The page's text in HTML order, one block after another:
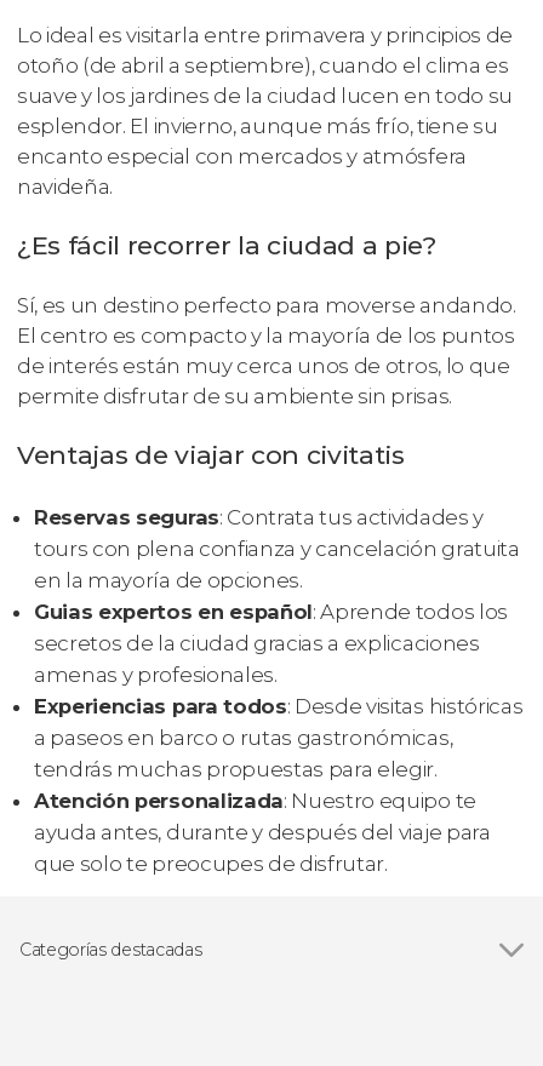
Lo ideal es visitarla entre primavera y principios de
otoño (de abril a septiembre), cuando el clima es
suave y los jardines de la ciudad lucen en todo su
esplendor. El invierno, aunque más frío, tiene su
encanto especial con mercados y atmósfera
navideña.
¿Es fácil recorrer la ciudad a pie?
Sí, es un destino perfecto para moverse andando.
El centro es compacto y la mayoría de los puntos
de interés están muy cerca unos de otros, lo que
permite disfrutar de su ambiente sin prisas.
Ventajas de viajar con civitatis
Reservas seguras: Contrata tus actividades y
tours con plena confianza y cancelación gratuita
en la mayoría de opciones.
Guias expertos en español: Aprende todos los
secretos de la ciudad gracias a explicaciones
amenas y profesionales.
Experiencias para todos: Desde visitas históricas
a paseos en barco o rutas gastronómicas,
tendrás muchas propuestas para elegir.
Atención personalizada: Nuestro equipo te
ayuda antes, durante y después del viaje para
que solo te preocupes de disfrutar.
Categorías destacadas